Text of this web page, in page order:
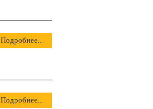
Подробнее...
Подробнее...